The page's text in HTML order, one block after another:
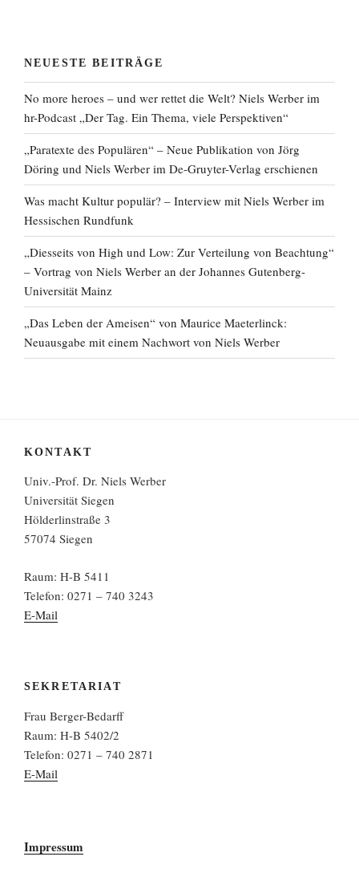
NEUESTE BEITRÄGE
No more heroes – und wer rettet die Welt? Niels Werber im
hr-Podcast „Der Tag. Ein Thema, viele Perspektiven“
„Paratexte des Populären“ – Neue Publikation von Jörg
Döring und Niels Werber im De-Gruyter-Verlag erschienen
Was macht Kultur populär? – Interview mit Niels Werber im
Hessischen Rundfunk
„Diesseits von High und Low: Zur Verteilung von Beachtung“
– Vortrag von Niels Werber an der Johannes Gutenberg-
Universität Mainz
„Das Leben der Ameisen“ von Maurice Maeterlinck:
Neuausgabe mit einem Nachwort von Niels Werber
KONTAKT
Univ.-Prof. Dr. Niels Werber
Universität Siegen
Hölderlinstraße 3
57074 Siegen
Raum: H-B 5411
Telefon: 0271 – 740 3243
E-Mail
SEKRETARIAT
Frau Berger-Bedarff
Raum: H-B 5402/2
Telefon: 0271 – 740 2871
E-Mail
Impressum